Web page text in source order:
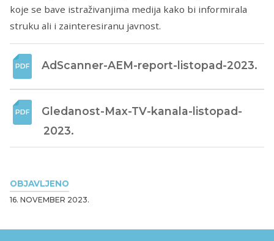
OBJAVLJENO
16. NOVEMBER 2023.
koje se bave istraživanjima medija kako bi informirala
struku ali i zainteresiranu javnost.
AdScanner-AEM-report-listopad-2023.
Gledanost-Max-TV-kanala-listopad-
2023.